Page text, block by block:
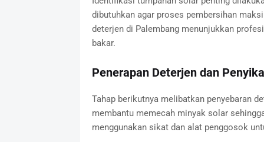
dibutuhkan agar proses pembersihan
deterjen di Palembang menunjukkan
bakar.
Penerapan Deterjen dan
Tahap berikutnya melibatkan penyebaran
membantu memecah minyak solar
menggunakan sikat dan alat penggosok